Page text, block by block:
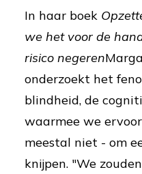
In haar boek
we het voor de
risico negeren
onderzoekt het
blindheid, de
waarmee we
meestal niet - om
knijpen. "We